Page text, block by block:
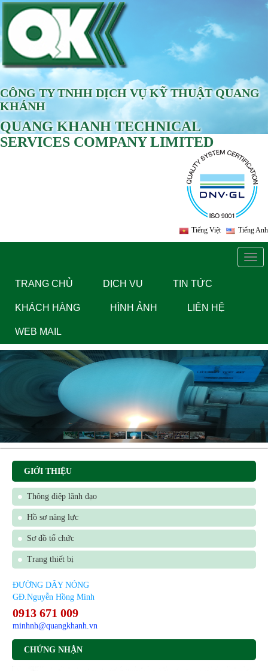
CÔNG TY TNHH DỊCH VỤ KỸ THUẬT QUANG
KHÁNH
QUANG KHANH TECHNICAL
SERVICES COMPANY LIMITED
Tiếng Việt Tiếng Anh
TRANG CHỦ DỊCH VỤ TIN TỨC
KHÁCH HÀNG HÌNH ẢNH LIÊN HỆ
WEB MAIL
GIỚI THIỆU
Thông điệp lãnh đạo
Hồ sơ năng lực
Sơ đồ tổ chức
Trang thiết bị
ĐƯỜNG DÂY NÓNG
GĐ.Nguyễn Hồng Minh
0913 671 009
minhnh@quangkhanh.vn
CHỨNG NHẬN